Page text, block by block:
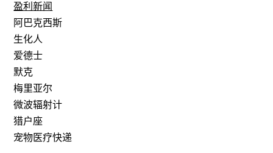
盈利新闻
阿巴克西斯
生化人
爱德士
默克
梅里亚尔
微波辐射计
猎户座
宠物医疗快递